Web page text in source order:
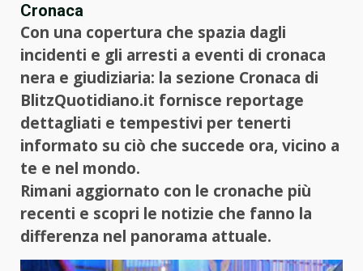
Cronaca
Con una copertura che spazia dagli
incidenti e gli arresti a eventi di cronaca
nera e giudiziaria: la sezione Cronaca di
BlitzQuotidiano.it fornisce reportage
dettagliati e tempestivi per tenerti
informato su ciò che succede ora, vicino a
te e nel mondo.
Rimani aggiornato con le cronache più
recenti e scopri le notizie che fanno la
differenza nel panorama attuale.